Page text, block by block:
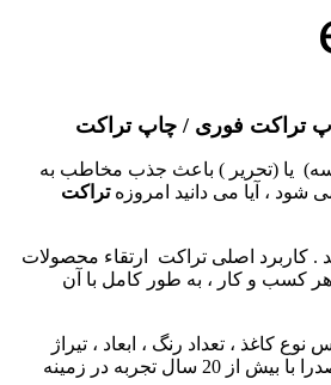
تراکت فوری / چاپ تراکت
یا (تحریر ) باعث جذب مخاطب به
، آیا می دانید امروزهتراکت
. کاربرد اصلی تراکت ارتقاء محصولات
کسب و کار ، به طور کامل با آن
کاغذ ، تعداد رنگ ، ابعاد ، تیراژ
محاسبه می شود . چاپ صدرا با بیش از 20 سال تجربه در زمینه